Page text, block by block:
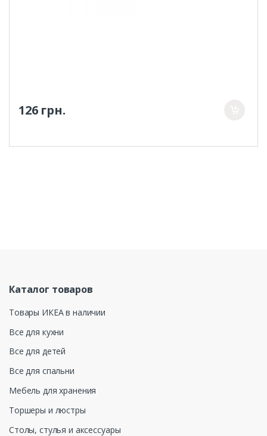
126 грн.
Каталог товаров
Товары ИКЕА в наличии
Все для кухни
Все для детей
Все для спальни
Мебель для хранения
Торшеры и люстры
Столы, стулья и аксессуары